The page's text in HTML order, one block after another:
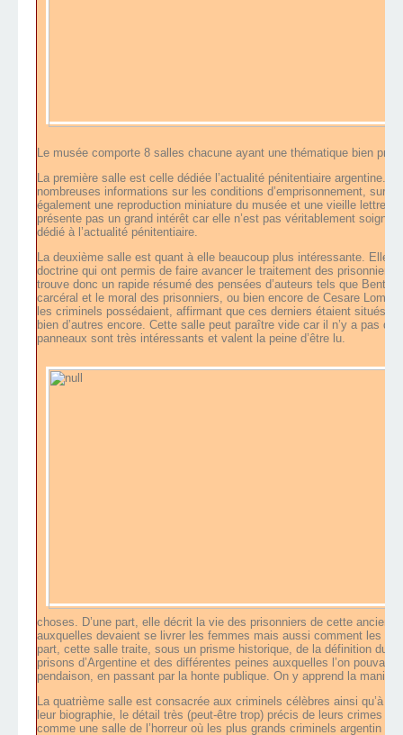
Le musée comporte 8 salles chacune ayant une thématique bien
La première salle est celle dédiée l’actualité pénitentiaire argentine.
nombreuses informations sur les conditions d’emprisonnement, sur
également une reproduction miniature du musée et une vieille lettre
présente pas un grand intérêt car elle n’est pas véritablement soigné
dédié à l’actualité pénitentiaire.
La deuxième salle est quant à elle beaucoup plus intéressante. Elle
doctrine qui ont permis de faire avancer le traitement des prisonniers
trouve donc un rapide résumé des pensées d’auteurs tels que
carcéral et le moral des prisonniers, ou bien encore de Cesare
les criminels possédaient, affirmant que ces derniers étaient situés
bien d’autres encore. Cette salle peut paraître vide car il n’y a pas
panneaux sont très intéressants et valent la peine d’être lu.
choses. D’une part, elle décrit la vie des prisonniers de cette
auxquelles devaient se livrer les femmes mais aussi comment les
part, cette salle traite, sous un prisme historique, de la définition du
prisons d’Argentine et des différentes peines auxquelles l’on pouvait
pendaison, en passant par la honte publique. On y apprend la
La quatrième salle est consacrée aux criminels célèbres ainsi qu’à
leur biographie, le détail très (peut-être trop) précis de leurs crimes
comme une salle de l’horreur où les plus grands criminels argentin